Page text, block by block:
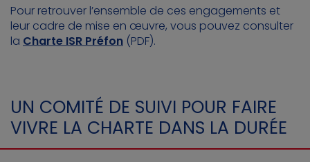
Pour retrouver l’ensemble de ces engagements et
leur cadre de mise en œuvre, vous pouvez consulter
la Charte ISR Préfon (PDF).
UN COMITÉ DE SUIVI POUR FAIRE
VIVRE LA CHARTE DANS LA DURÉE